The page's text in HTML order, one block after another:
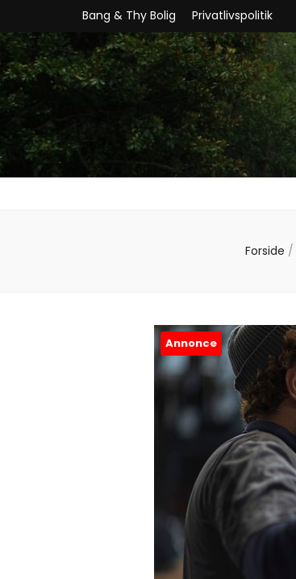
Bang & Thy Bolig Privatlivspolitik
Forside /
Annonce